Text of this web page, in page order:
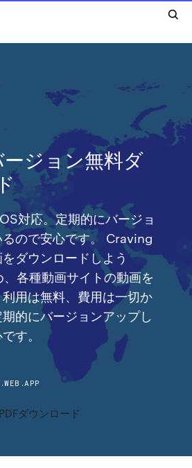
ジョン無料ダ
対応。定期的にバージョ
ので安心です。 Craving
ダウンロードしよう
各種動画サイトの動画を
用は無料、費用は一切か
的にバージョンアップし
す。
ダウンロード